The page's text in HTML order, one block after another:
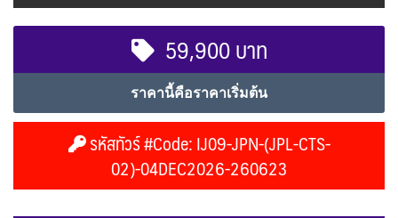
59,900 บาท
ราคานี้คือราคาเริ่มต้น
รหัสทัวร์ #Code: IJ09-JPN-(JPL-CTS-
02)-04DEC2026-260623